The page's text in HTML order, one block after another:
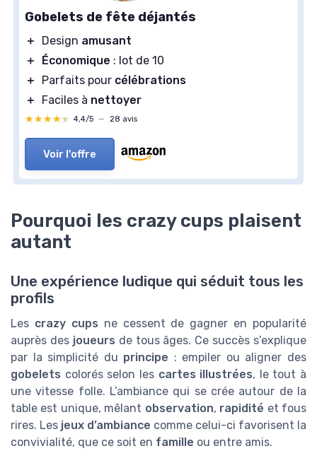
Gobelets de fête déjantés
＋ Design amusant
＋
Économique : lot de 10
＋
Parfaits pour célébrations
＋
Faciles à nettoyer
★★★★★
★★★★★ 4,4/5 — 28 avis
Voir l'offre
Pourquoi les crazy cups plaisent
autant
Une expérience ludique qui séduit tous les
profils
Les crazy cups ne cessent de gagner en popularité
auprès des joueurs de tous âges. Ce succès s’explique
par la simplicité du principe : empiler ou aligner des
gobelets colorés selon les cartes illustrées, le tout à
une vitesse folle. L’ambiance qui se crée autour de la
table est unique, mêlant observation, rapidité et fous
rires. Les jeux d’ambiance comme celui-ci favorisent la
convivialité, que ce soit en famille ou entre amis.